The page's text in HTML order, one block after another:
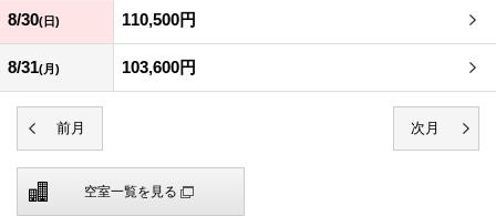
8/30(日) 110,500円
8/31(月) 103,600円
空室一覧を見る